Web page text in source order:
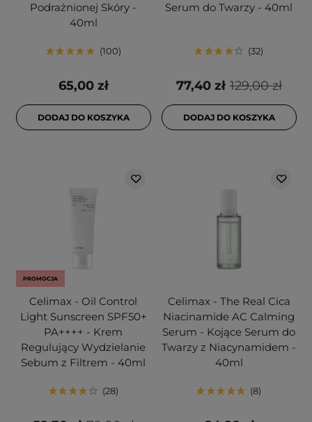
Podrażnionej Skóry -
40ml
100
65,00 zł
DODAJ DO KOSZYKA
Serum do Twarzy - 40ml
32
129,00 zł
77,40 zł
DODAJ DO KOSZYKA
PROMOCJA
Celimax - Oil Control
Light Sunscreen SPF50+
PA++++ - Krem
Regulujący Wydzielanie
Sebum z Filtrem - 40ml
28
Celimax - The Real Cica
Niacinamide AC Calming
Serum - Kojące Serum do
Twarzy z Niacynamidem -
40ml
8